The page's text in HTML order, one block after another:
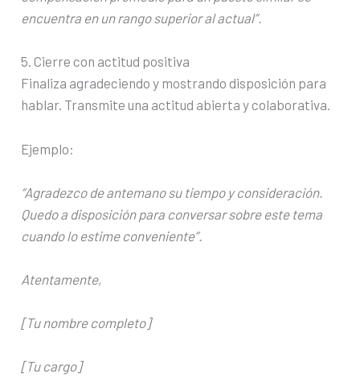
encuentra en un rango superior al actual”.
5. Cierre con actitud positiva
Finaliza agradeciendo y mostrando disposición para
hablar. Transmite una actitud abierta y colaborativa.
Ejemplo:
“Agradezco de antemano su tiempo y consideración.
Quedo a disposición para conversar sobre este tema
cuando lo estime conveniente”.
Atentamente,
[Tu nombre completo]
[Tu cargo]